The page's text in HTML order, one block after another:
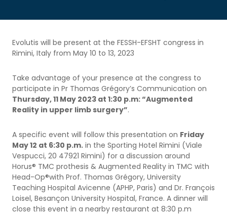
Evolutis will be present at the FESSH-EFSHT congress in
Rimini, Italy from May 10 to 13, 2023
Take advantage of your presence at the congress to
participate in Pr Thomas Grégory’s Communication on
Thursday, 11 May 2023 at 1:30 p.m: “Augmented
Reality in upper limb surgery”.
A specific event will follow this presentation on Friday
May 12 at 6:30 p.m. in the Sporting Hotel Rimini (Viale
Vespucci, 20 47921 Rimini) for a discussion around
Horus® TMC prothesis & Augmented Reality in TMC with
Head-Op®with Prof. Thomas Grégory, University
Teaching Hospital Avicenne (APHP, Paris) and Dr. François
Loisel, Besançon University Hospital, France. A dinner will
close this event in a nearby restaurant at 8:30 p.m